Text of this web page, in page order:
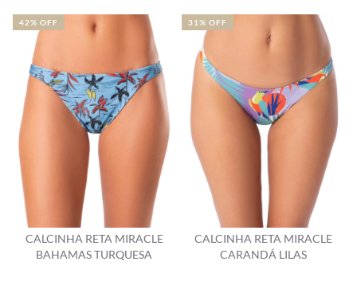
MIRACLE
CALCINHA RETA MIRACLE
CARANDÁ LILAS
31% OFF
CALCINHA RETA
KONA